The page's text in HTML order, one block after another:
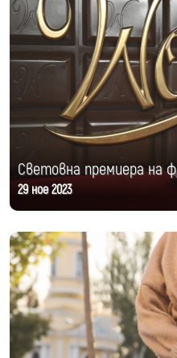
Световна премиера на
29 ное 2023